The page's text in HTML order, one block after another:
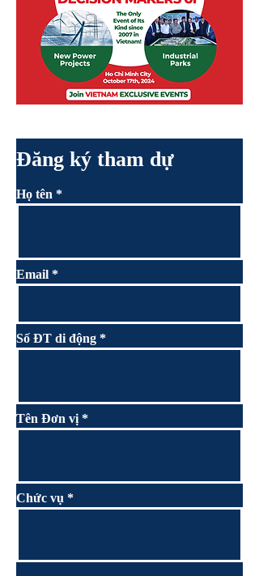
Đăng ký tham dự
Họ tên
Email
Số ĐT di động
Tên Đơn vị
Chức vụ